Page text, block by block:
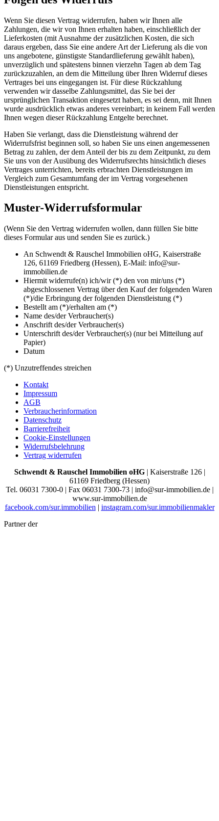
Wenn Sie diesen Vertrag widerrufen, haben wir Ihnen alle
Zahlungen, die wir von Ihnen erhalten haben, einschließlich der
Lieferkosten (mit Ausnahme der zusätzlichen Kosten, die sich
daraus ergeben, dass Sie eine andere Art der Lieferung als die von
uns angebotene, günstigste Standardlieferung gewählt haben),
unverzüglich und spätestens binnen vierzehn Tagen ab dem Tag
zurückzuzahlen, an dem die Mitteilung über Ihren Widerruf dieses
Vertrages bei uns eingegangen ist. Für diese Rückzahlung
verwenden wir dasselbe Zahlungsmittel, das Sie bei der
ursprünglichen Transaktion eingesetzt haben, es sei denn, mit Ihnen
wurde ausdrücklich etwas anderes vereinbart; in keinem Fall werden
Ihnen wegen dieser Rückzahlung Entgelte berechnet.
Haben Sie verlangt, dass die Dienstleistung während der
Widerrufsfrist beginnen soll, so haben Sie uns einen angemessenen
Betrag zu zahlen, der dem Anteil der bis zu dem Zeitpunkt, zu dem
Sie uns von der Ausübung des Widerrufsrechts hinsichtlich dieses
Vertrages unterrichten, bereits erbrachten Dienstleistungen im
Vergleich zum Gesamtumfang der im Vertrag vorgesehenen
Dienstleistungen entspricht.
Muster-Widerrufsformular
(Wenn Sie den Vertrag widerrufen wollen, dann füllen Sie bitte
dieses Formular aus und senden Sie es zurück.)
An Schwendt & Rauschel Immobilien oHG, Kaiserstraße
126, 61169 Friedberg (Hessen), E-Mail: info@sur-
immobilien.de
Hiermit widerrufe(n) ich/wir (*) den von mir/uns (*)
abgeschlossenen Vertrag über den Kauf der folgenden Waren
(*)/die Erbringung der folgenden Dienstleistung (*)
Bestellt am (*)/erhalten am (*)
Name des/der Verbraucher(s)
Anschrift des/der Verbraucher(s)
Unterschrift des/der Verbraucher(s) (nur bei Mitteilung auf
Papier)
Datum
(*) Unzutreffendes streichen
Kontakt
Impressum
AGB
Verbraucherinformation
Datenschutz
Barrierefreiheit
Cookie-Einstellungen
Widerrufsbelehrung
Vertrag widerrufen
Schwendt & Rauschel Immobilien oHG| Kaiserstraße 126 |
61169 Friedberg (Hessen)
Tel. 06031 7300-0 | Fax 06031 7300-73 | info@sur-immobilien.de |
www.sur-immobilien.de
facebook.com/sur.immobilien | instagram.com/sur.immobilienmakler
Partner der